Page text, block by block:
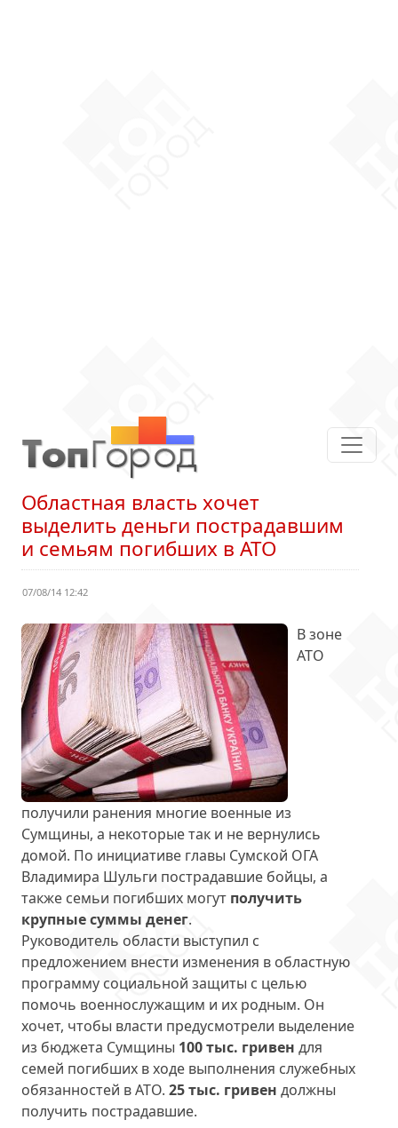
Областная власть хочет
выделить деньги пострадавшим
и семьям погибших в АТО
07/08/14 12:42
В зоне
АТО
получили ранения многие военные из
Сумщины, а некоторые так и не вернулись
домой. По инициативе главы Сумской ОГА
Владимира Шульги пострадавшие бойцы, а
также семьи погибших могут получить
крупные суммы денег.
Руководитель области выступил с
предложением внести изменения в областную
программу социальной защиты с целью
помочь военнослужащим и их родным. Он
хочет, чтобы власти предусмотрели выделение
из бюджета Сумщины 100 тыс. гривен для
семей погибших в ходе выполнения служебных
обязанностей в АТО. 25 тыс. гривен должны
получить пострадавшие.